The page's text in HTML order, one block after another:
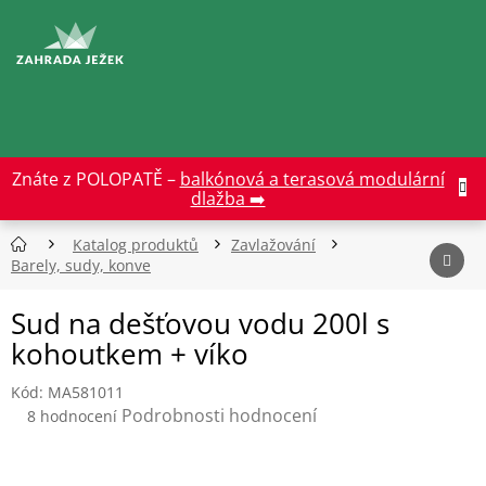
obsah
Znáte z POLOPATĚ – balkónová a terasová modulární
dlažba ➡️
Katalog produktů
Zavlažování
Barely, sudy, konve
Sud na dešťovou vodu 200l s
kohoutkem + víko
Kód: MA581011
Průměrné
hodnocení
8 hodnocení Podrobnosti hodnocení